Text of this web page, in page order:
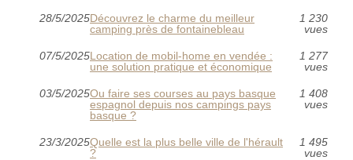
28/5/2025Découvrez le charme du meilleur
camping près de fontainebleau
1 230
vues
07/5/2025Location de mobil-home en vendée :
une solution pratique et économique
1 277
vues
03/5/2025Ou faire ses courses au pays basque
espagnol depuis nos campings pays
basque ?
1 408
vues
23/3/2025Quelle est la plus belle ville de l'hérault
?
1 495
vues